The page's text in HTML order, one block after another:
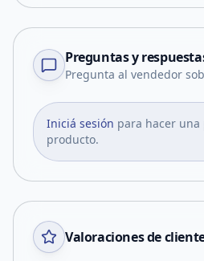
Preguntas y
Pregunta al vendedor
Iniciá sesión para hacer
producto.
Valoraciones de